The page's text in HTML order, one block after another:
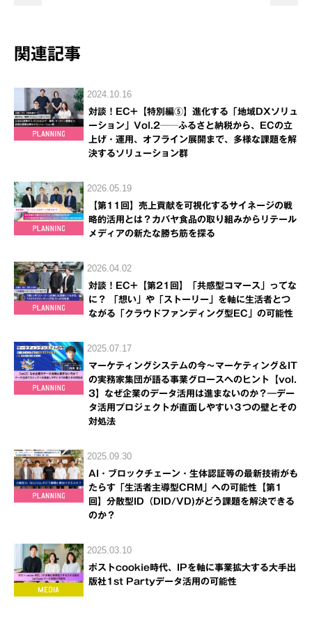
関連記事
2024.10.16
対談！EC+【特別編⑤】進化する「地域DXソリュ
ーション」Vol.2──ふるさと納税から、ECの立
上げ・運用、オフライン展開まで、多様な課題を解
決するソリューション群
2026.05.19
【第11回】売上貢献を可視化するサイネージの戦
略的活用とは？カバヤ食品の取り組みからリテール
メディアの新たな勝ち筋を探る
2026.04.02
対談！EC+【第21回】「共感型コマース」ってな
に？ 「想い」や「ストーリー」を軸に生活者とつ
ながる「クラウドファンディング型EC」の可能性
2025.07.17
マーケティングシステムの今～マーケティング＆IT
の実務家集団が語る事業グロースへのヒント【vol.
3】なぜ企業のデータ活用は進まないのか？―デー
タ活用プロジェクトが直面しやすい３つの壁とその
対処法
2025.09.30
AI・ブロックチェーン・生体認証等の最新技術がも
たらす「生活者主導型CRM」への可能性【第1
回】分散型ID（DID/VD)がどう課題を解決できる
のか？
2025.03.10
ポストcookie時代、IPを軸に事業拡大する大手出
版社1st Partyデータ活用の可能性